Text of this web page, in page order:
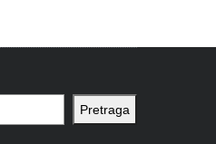
Pretraga